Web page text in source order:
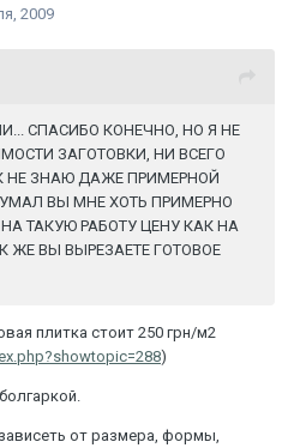
2009
СПАСИБО КОНЕЧНО, НО Я НЕ
ЗАГОТОВКИ, НИ ВСЕГО
НЕ ЗНАЮ ДАЖЕ ПРИМЕРНОЙ
ВЫ МНЕ ХОТЬ ПРИМЕРНО
ТАКУЮ РАБОТУ ЦЕНУ КАК НА
ЖЕ ВЫ ВЫРЕЗАЕТЕ ГОТОВОЕ
плитка стоит 250 грн/м2
)
от размера, формы,